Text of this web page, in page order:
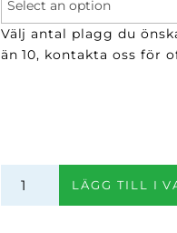
Välj antal plagg du
än 10, kontakta oss för
Hängsle
LÄGG TILL I